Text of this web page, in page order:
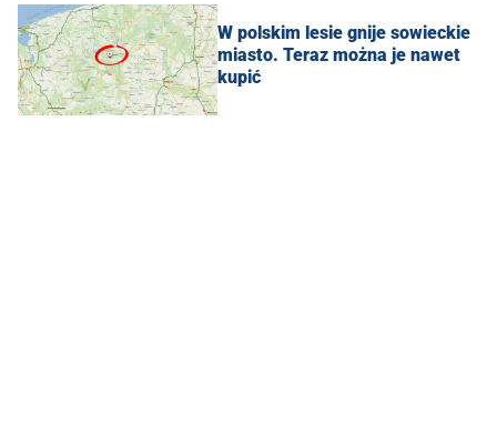
W polskim lesie gnije sowieckie
miasto. Teraz można je nawet
kupić